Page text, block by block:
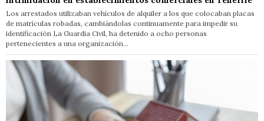
Los arrestados utilizaban vehículos de alquiler a los que colocaban placas
de matrículas robadas, cambiándolas continuamente para impedir su
identificación La Guardia Civil, ha detenido a ocho personas
pertenecientes a una organización…